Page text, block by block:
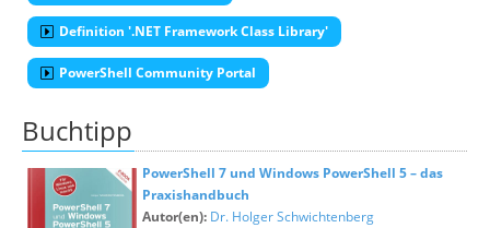
Definition '.NET Framework Class Library'
PowerShell Community Portal
Buchtipp
PowerShell 7 und Windows PowerShell 5 – das
Praxishandbuch
Autor(en): Dr. Holger Schwichtenberg